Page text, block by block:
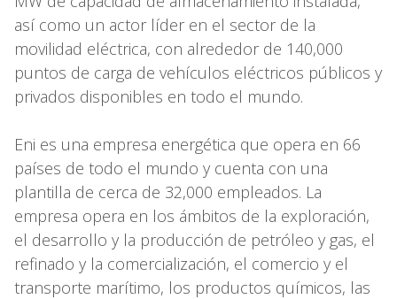
así como un actor líder en el sector de la
movilidad eléctrica, con alrededor de 140,000
puntos de carga de vehículos eléctricos públicos y
privados disponibles en todo el mundo.
Eni es una empresa energética que opera en 66
países de todo el mundo y cuenta con una
plantilla de cerca de 32,000 empleados. La
empresa opera en los ámbitos de la exploración,
el desarrollo y la producción de petróleo y gas, el
refinado y la comercialización, el comercio y el
transporte marítimo, los productos químicos, las